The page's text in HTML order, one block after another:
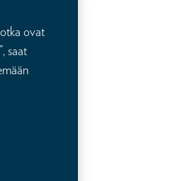
ovat
saat